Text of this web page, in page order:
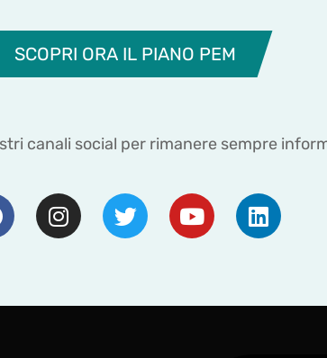
SCOPRI ORA IL PIANO PEM
canali social per rimanere sempre